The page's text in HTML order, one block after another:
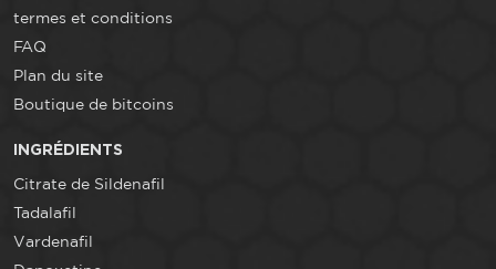
termes et conditions
FAQ
Plan du site
Boutique de bitcoins
INGRÉDIENTS
Citrate de Sildenafil
Tadalafil
Vardenafil